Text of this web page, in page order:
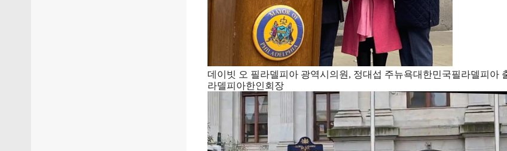
데이빗 오 필라델피아 광역시의원, 정대섭 주뉴욕대한민국필라델피아
라델피아한인회장